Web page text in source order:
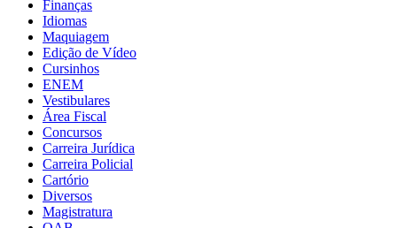
Finanças
Idiomas
Maquiagem
Edição de Vídeo
Cursinhos
ENEM
Vestibulares
Área Fiscal
Concursos
Carreira Jurídica
Carreira Policial
Cartório
Diversos
Magistratura